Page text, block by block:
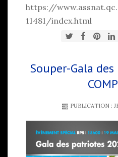
https://
11481/index.html
Souper-Gala
PUBLICATION :